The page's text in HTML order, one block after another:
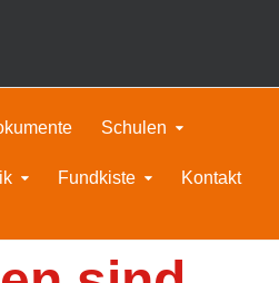
Schulen
Fundkiste Kontakt